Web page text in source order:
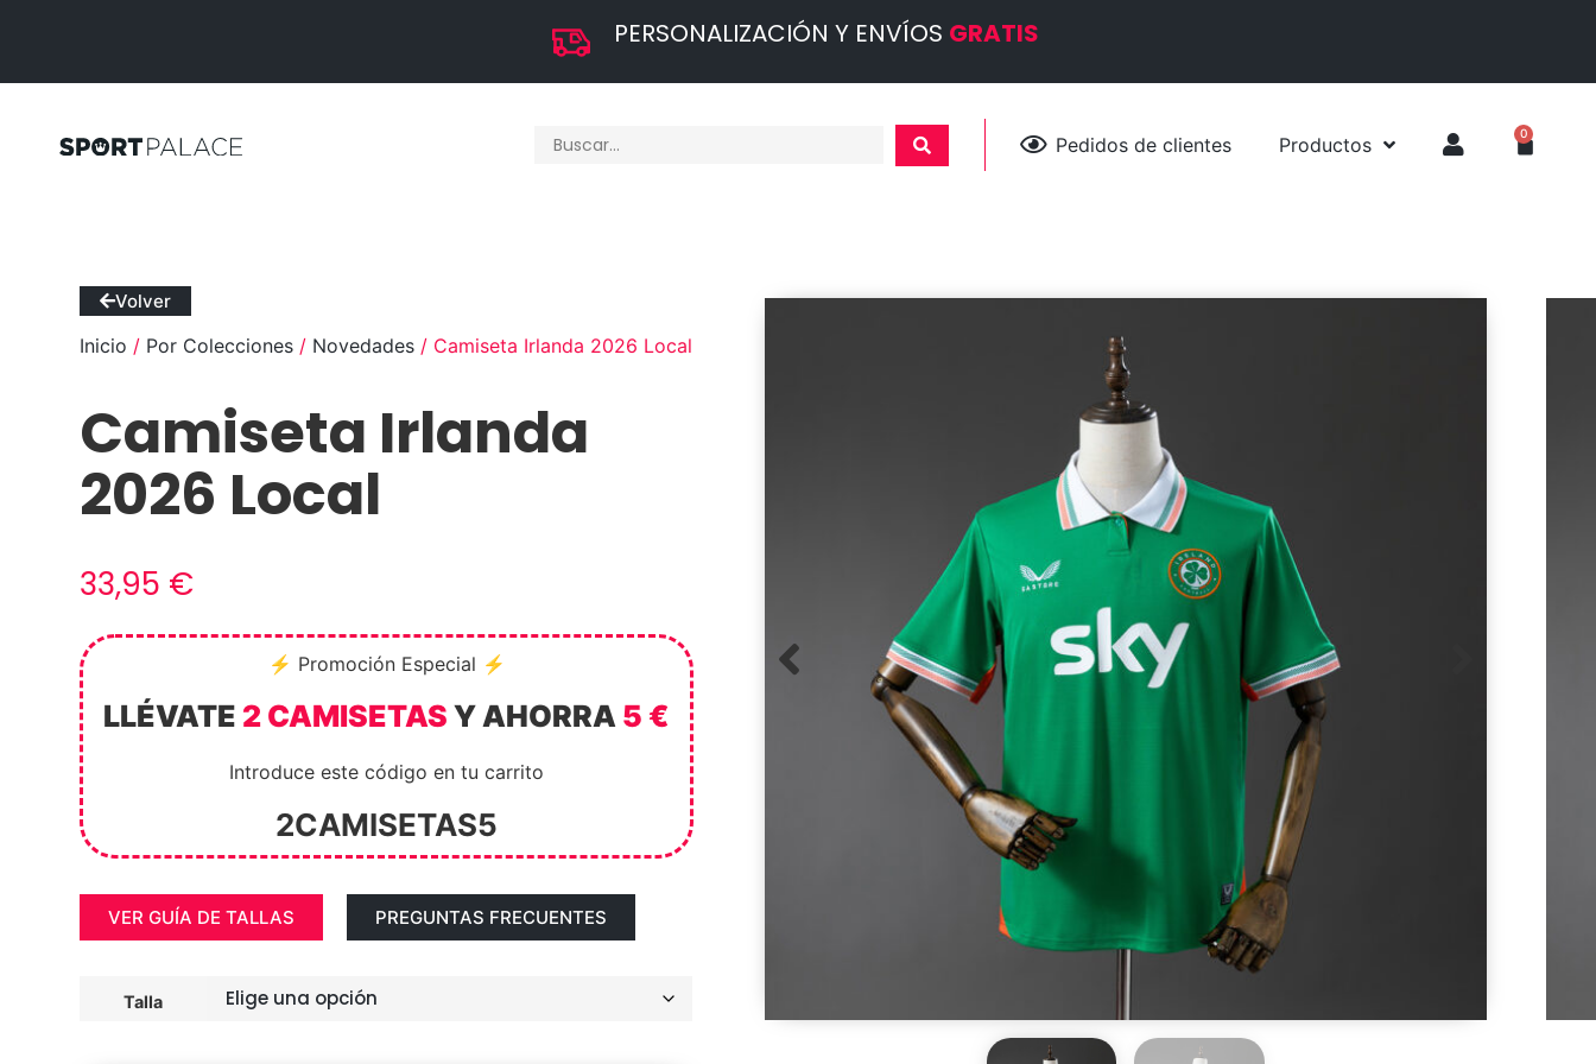
PERSONALIZACIÓN Y ENVÍOS GRATIS
Pedidos de clientes Productos 0
Volver
Inicio / Por Colecciones / Novedades / Camiseta Irlanda 2026 Local
Camiseta Irlanda
2026 Local
33,95 €
⚡ Promoción Especial ⚡
LLÉVATE 2 CAMISETAS Y AHORRA 5 €
Introduce este código en tu carrito
2CAMISETAS5
VER GUÍA DE TALLAS PREGUNTAS FRECUENTES
Talla